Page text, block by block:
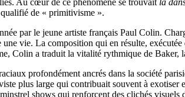
de « primitivisme ».
par le jeune artiste français Paul Colin.
vie. La composition qui en résulte,
Colin a traduit la vitalité rythmique de Baker,
profondément ancrés dans la société
plus large qui contribuait souvent à
shows qui renforcent des clichés